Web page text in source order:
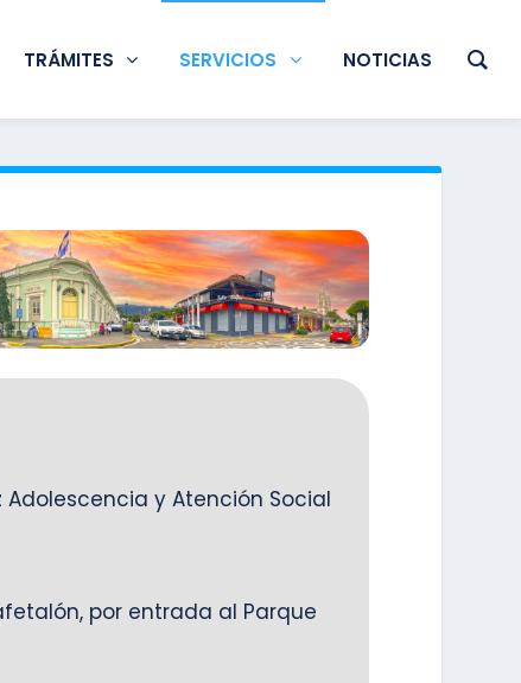
TRÁMITES SERVICIOS NOTICIAS
y Atención Social
por entrada al Parque